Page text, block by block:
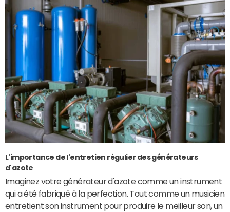
L'importance de l'entretien régulier des générateurs
d'azote
Imaginez votre générateur d'azote comme un instrument
qui a été fabriqué à la perfection. Tout comme un musicien
entretient son instrument pour produire le meilleur son, un